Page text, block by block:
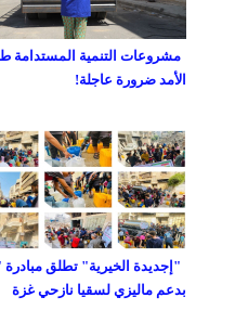
مشروعات التنمية المستدامة
الأمد ضرورة عاجلة!
"إجديدة الخيرية" تطلق
بدعم ماليزي لسقيا نازحي غزة